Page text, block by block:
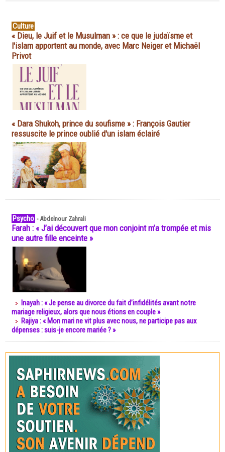
Culture
« Dieu, le Juif et le Musulman » : ce que le judaïsme et
l'islam apportent au monde, avec Marc Neiger et Michaël
Privot
« Dara Shukoh, prince du soufisme » : François Gautier
ressuscite le prince oublié d'un islam éclairé
Psycho -Abdelnour Zahrali
Farah : « J’ai découvert que mon conjoint m’a trompée et mis
une autre fille enceinte »
Inayah : « Je pense au divorce du fait d’infidélités avant notre
mariage religieux, alors que nous étions en couple »
Rajiya : « Mon mari ne vit plus avec nous, ne participe pas aux
dépenses : suis-je encore mariée ? »